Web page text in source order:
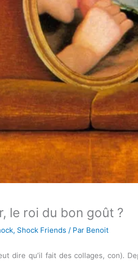
le roi du bon goût ?
, Shock Friends / Par Benoit
dire qu’il fait des collages, con).